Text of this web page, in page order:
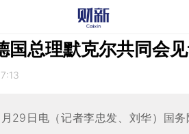
国总理默克尔共同会
29日电（记者李忠发、刘华）国务